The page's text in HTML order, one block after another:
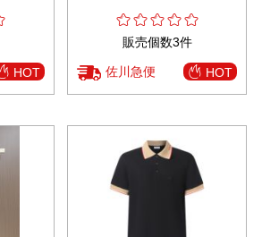
HOT
販売個数3件
佐川急便 HOT